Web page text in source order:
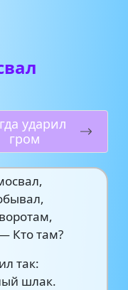
ударил
гром
Кто там?
так:
шлак.